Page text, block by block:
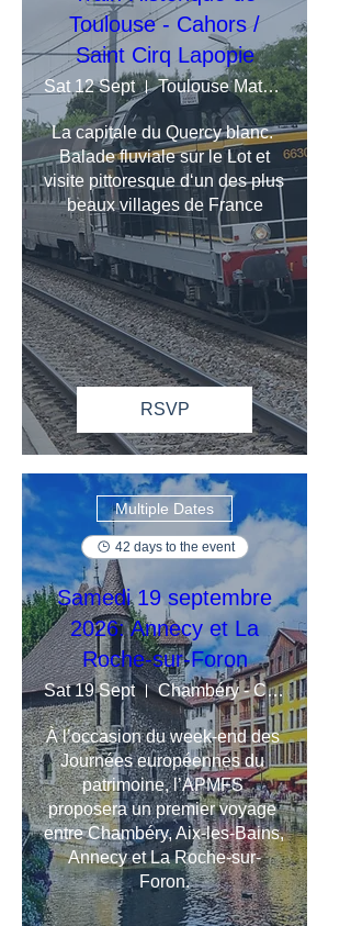
Toulouse - Cahors /
Saint Cirq Lapopie
Sat 12 Sept Toulouse Matabiau
La capitale du Quercy blanc.
Balade fluviale sur le Lot et
visite pittoresque d‘un des plus
beaux villages de France
RSVP
Multiple Dates
42 days to the event
Samedi 19 septembre
2026: Annecy et La
Roche-sur-Foron
Sat 19 Sept Chambéry - Challes-les-Eaux
À l’occasion du week-end des
Journées européennes du
patrimoine, l’APMFS
proposera un premier voyage
entre Chambéry, Aix-les-Bains,
Annecy et La Roche-sur-
Foron.